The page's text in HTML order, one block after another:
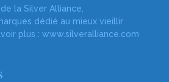
la Silver Alliance,
dédié au mieux vieillir
plus : www.silveralliance.com